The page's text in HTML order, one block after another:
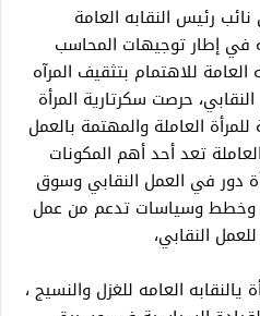
رئيس النقابه العامة
في إطار توجيهات المحاسب
العامة للاهتمام بتثقيف المرآه
حرصت سكرتارية المرأة
العاملة والمهتمة بالعمل
تعد أحد أهم المكونات
دور في العمل النقابي وسوق
وخطط وسياسات تدعم من عمل
النقابي،
العامه للغزل والنسيج ،